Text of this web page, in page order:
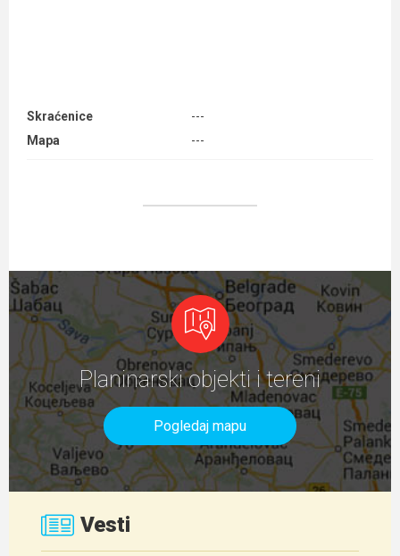
Skraćenice
---
Mapa
---
Planinarski objekti i tereni
Pogledaj mapu
Vesti